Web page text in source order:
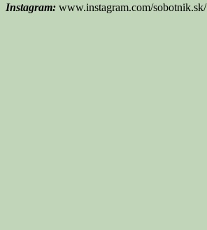
Instagram: www.instagram.com/sobotnik.sk/